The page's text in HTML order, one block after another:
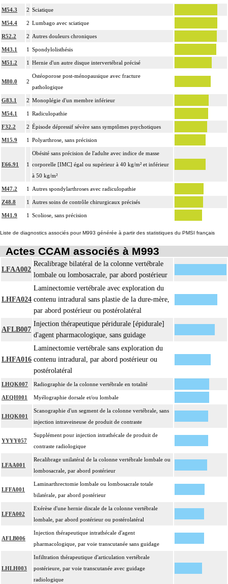
M54.3 2 Sciatique
M54.4 2 Lumbago avec sciatique
R52.2 2 Autres douleurs chroniques
M43.1 1 Spondylolisthésis
M51.2 1 Hernie d'un autre disque intervertébral précisé
M80.0 2
Ostéoporose post-ménopausique avec fracture
pathologique
G83.1 2 Monoplégie d'un membre inférieur
M54.1 1 Radiculopathie
F32.2 2 Épisode dépressif sévère sans symptômes psychotiques
M15.9 1 Polyarthrose, sans précision
E66.91 1
Obésité sans précision de l'adulte avec indice de masse
corporelle [IMC] égal ou supérieur à 40 kg/m² et inférieur
à 50 kg/m²
M47.2 1 Autres spondylarthroses avec radiculopathie
Z48.8 1 Autres soins de contrôle chirurgicaux précisés
M41.9 1 Scoliose, sans précision
Liste de diagnostics associés pour M993 générée à partir des statistiques du PMSI français
Actes CCAM associés à M993
LFAA002
Recalibrage bilatéral de la colonne vertébrale
lombale ou lombosacrale, par abord postérieur
LHFA024
Laminectomie vertébrale avec exploration du
contenu intradural sans plastie de la dure-mère,
par abord postérieur ou postérolatéral
AFLB007
Injection thérapeutique péridurale [épidurale]
d'agent pharmacologique, sans guidage
LHFA016
Laminectomie vertébrale sans exploration du
contenu intradural, par abord postérieur ou
postérolatéral
LHQK007 Radiographie de la colonne vertébrale en totalité
AEQH001 Myélographie dorsale et/ou lombale
LHQK001
Scanographie d'un segment de la colonne vertébrale, sans
injection intraveineuse de produit de contraste
YYYY057
Supplément pour injection intrathécale de produit de
contraste radiologique
LFAA001
Recalibrage unilatéral de la colonne vertébrale lombale ou
lombosacrale, par abord postérieur
LFFA001
Laminarthrectomie lombale ou lombosacrale totale
bilatérale, par abord postérieur
LFFA002
Exérèse d'une hernie discale de la colonne vertébrale
lombale, par abord postérieur ou postérolatéral
AFLB006
Injection thérapeutique intrathécale d'agent
pharmacologique, par voie transcutanée sans guidage
LHLH003
Infiltration thérapeutique d'articulation vertébrale
postérieure, par voie transcutanée avec guidage
radiologique